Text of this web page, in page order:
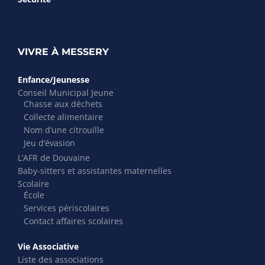
VIVRE À MESSERY
Enfance/Jeunesse
Conseil Municipal Jeune
Chasse aux déchets
Collecte alimentaire
Nom d’une citrouille
Jeu d’évasion
L’AFR de Douvaine
Baby-sitters et assistantes maternelles
Scolaire
École
Services périscolaires
Contact affaires scolaires
Vie Associative
Liste des associations